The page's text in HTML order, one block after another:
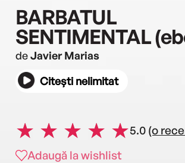
BARBATUL
SENTIMENTAL
deJavier Marias
Citești nelimitat
5.0 (o
Adaugă la wishlist